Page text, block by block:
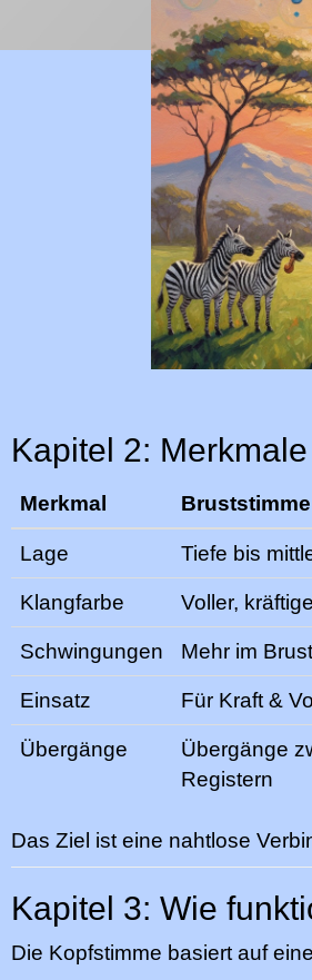
Kapitel 2:
Merkmal Bruststimme
Lage Tiefe bis
Klangfarbe Voller,
Schwingungen Mehr im
Einsatz Für Kraft &
Übergänge
Übergänge
Registern
Das Ziel ist eine nahtlose
Kapitel 3: Wie
Die Kopfstimme basiert auf